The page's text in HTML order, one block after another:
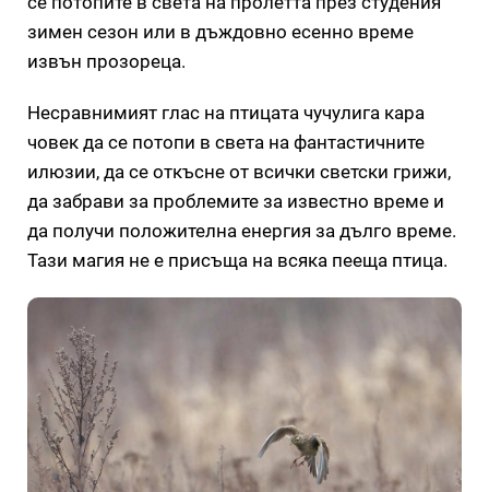
зимен сезон или в дъждовно есенно време
извън прозореца.
Несравнимият глас на птицата чучулига кара
човек да се потопи в света на фантастичните
илюзии, да се откъсне от всички светски грижи,
да забрави за проблемите за известно време и
да получи положителна енергия за дълго време.
Тази магия не е присъща на всяка пееща птица.